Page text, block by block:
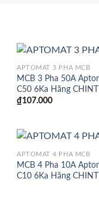
APTOMAT 3 PHA MCB
MCB 3 Pha 50A
C50 6Ka Hãng CHINT
₫107.000
APTOMAT 4 PHA MCB
MCB 4 Pha 10A
C10 6Ka Hãng CHINT